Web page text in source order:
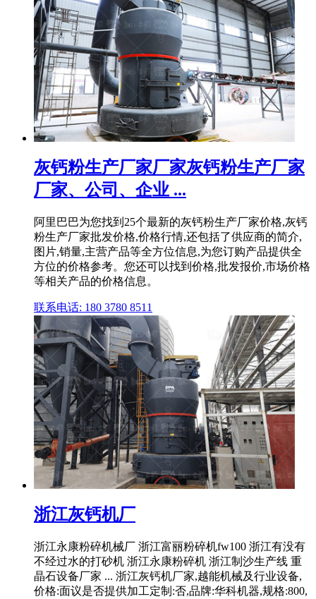
灰钙粉生产厂家厂家灰钙粉生产厂家
厂家、公司、企业 ...
阿里巴巴为您找到25个最新的灰钙粉生产厂家价格,灰钙
粉生产厂家批发价格,价格行情,还包括了供应商的简介,
图片,销量,主营产品等全方位信息,为您订购产品提供全
方位的价格参考。您还可以找到价格,批发报价,市场价格
等相关产品的价格信息。
联系电话: 180 3780 8511
浙江灰钙机厂
浙江永康粉碎机械厂 浙江富丽粉碎机fw100 浙江有没有
不经过水的打砂机 浙江永康粉碎机 浙江制沙生产线 重
晶石设备厂家 ... 浙江灰钙机厂家,越能机械及行业设备,
价格:面议是否提供加工定制:否,品牌:华科机器,规格:800,